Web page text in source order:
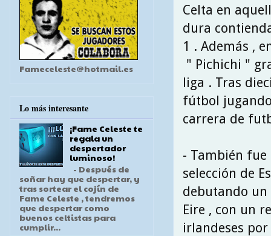
Celta en
dura
1 . Además ,
" Pichichi "
liga . Tras
fútbol
carrera de
- También
selección de
debutando un
Eire , con un
irlandeses
Fameceleste@hotmail.es
Lo más interesante
¡Fame Celeste te
regala un
despertador
luminoso!
- Después de
soñar hay que despertar, y
tras sortear el cojín de
Fame Celeste , tendremos
que despertar como
buenos celtistas para
cumplir...